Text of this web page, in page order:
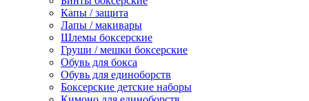
Капы / защита
Лапы / макивары
Шлемы боксерские
Груши / мешки боксерские
Обувь для бокса
Обувь для единоборств
Боксерские детские наборы